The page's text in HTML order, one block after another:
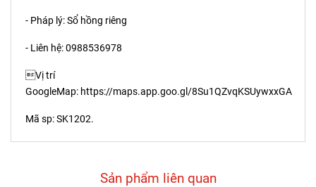
- Pháp lý: Sổ hồng riêng
- Liên hệ:0988536978
Vị trí
GoogleMap: https://maps.app.goo.gl/8Su1QZvqKSUywxxGA
Mã sp: SK1202.
Sản phẩm liên quan